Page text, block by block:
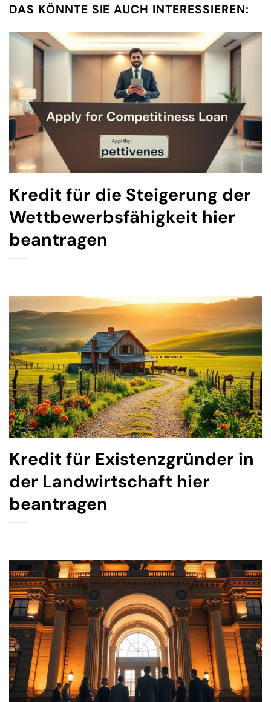
DAS KÖNNTE SIE AUCH INTERESSIEREN:
Kredit für die Steigerung der
Wettbewerbsfähigkeit hier
beantragen
Kredit für Existenzgründer in
der Landwirtschaft hier
beantragen